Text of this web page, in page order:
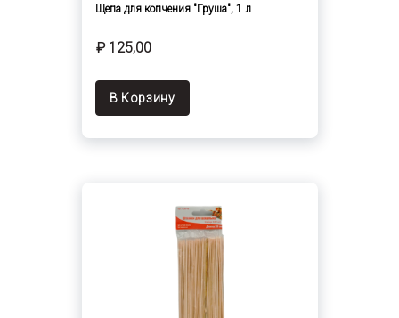
Щепа для копчения "Груша", 1 л
₽ 125,00
В Корзину